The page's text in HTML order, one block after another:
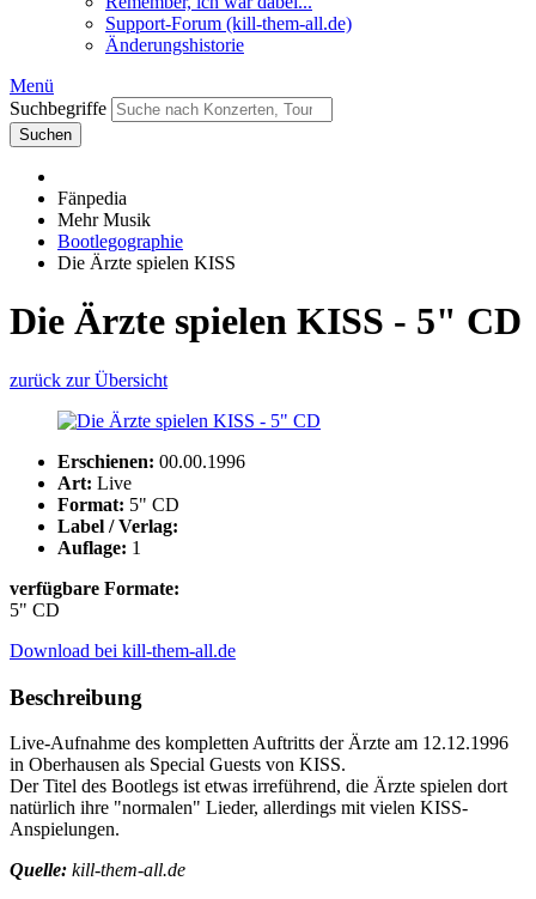
Support-Forum (kill-them-all.de)
Änderungshistorie
Menü
Suchbegriffe
Suchen
Fänpedia
Mehr Musik
Bootlegographie
Die Ärzte spielen KISS
Die Ärzte spielen KISS - 5" CD
zurück zur Übersicht
Erschienen: 00.00.1996
Art: Live
Format: 5" CD
Label / Verlag:
Auflage: 1
verfügbare Formate:
5" CD
Download bei kill-them-all.de
Beschreibung
Live-Aufnahme des kompletten Auftritts der Ärzte am 12.12.1996
in Oberhausen als Special Guests von KISS.
Der Titel des Bootlegs ist etwas irreführend, die Ärzte spielen dort
natürlich ihre "normalen" Lieder, allerdings mit vielen KISS-
Anspielungen.
Quelle: kill-them-all.de